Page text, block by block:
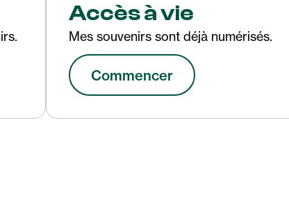
Accès à vie
Mes souvenirs sont déjà numérisés.
Commencer